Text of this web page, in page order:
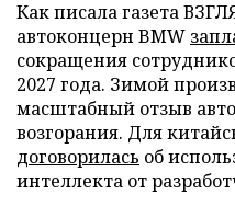
Как писала газета
автоконцерн BMW
сокращения
2027 года. Зимой
масштабный отзыв
возгорания. Для
договорилась об
интеллекта от